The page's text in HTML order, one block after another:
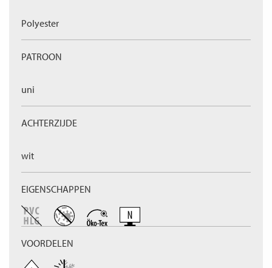
Polyester
PATROON
uni
ACHTERZIJDE
wit
EIGENSCHAPPEN
VOORDELEN